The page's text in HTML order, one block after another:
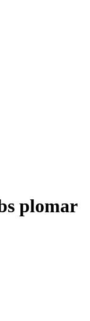
plomar